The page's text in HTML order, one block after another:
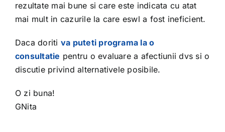
rezultate mai bune si care este indicata cu atat
mai mult in cazurile la care eswl a fost ineficient.
Daca doriti va puteti programa la o
consultatie pentru o evaluare a afectiunii dvs si o
discutie privind alternativele posibile.
O zi buna!
GNita